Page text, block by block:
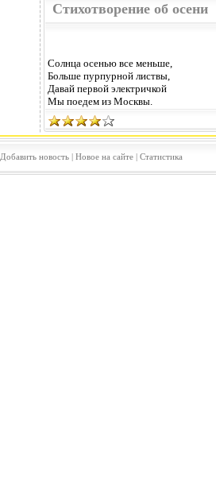
Стихотворение об осени
Солнца осенью все меньше,
Больше пурпурной листвы,
Давай первой электричкой
Мы поедем из Москвы.
Добавить новость| Новое на сайте| Статистика